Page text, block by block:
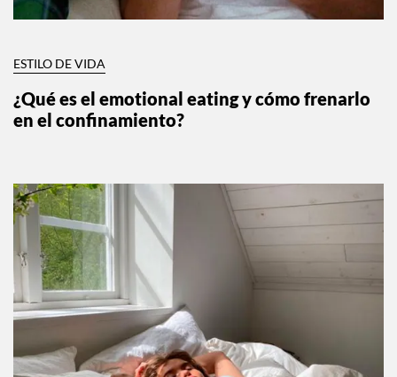
ESTILO DE VIDA
¿Qué es el emotional eating y cómo frenarlo
en el confinamiento?